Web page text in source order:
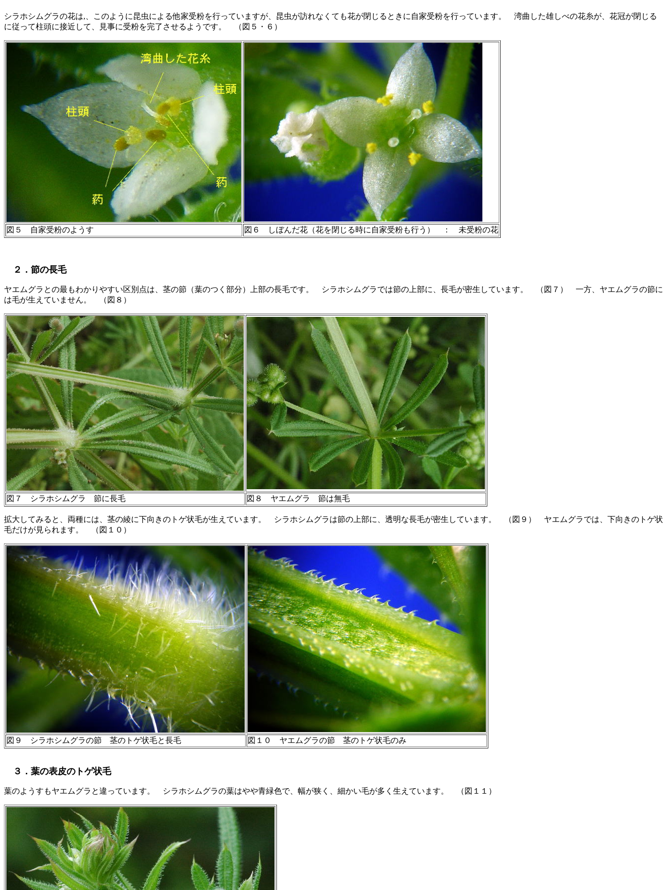
シラホシムグラの花は,、このように昆虫による他家受粉を行っていますが、昆虫が訪れなくても花が閉じるときに自家受粉を行っています。 湾曲した雄しべの花糸が、花冠が閉じる
に従って柱頭に接近して、見事に受粉を完了させるようです。 （図５・６）
図５ 自家受粉のようす 図６ しぼんだ花（花を閉じる時に自家受粉も行う） ： 未受粉の花
２．節の長毛
ヤエムグラとの最もわかりやすい区別点は、茎の節（葉のつく部分）上部の長毛です。 シラホシムグラでは節の上部に、長毛が密生しています。 （図７） 一方、ヤエムグラの節に
は毛が生えていません。 （図８）
図７ シラホシムグラ 節に長毛 図８ ヤエムグラ 節は無毛
拡大してみると、両種には、茎の綾に下向きのトゲ状毛が生えています。 シラホシムグラは節の上部に、透明な長毛が密生しています。 （図９） ヤエムグラでは、下向きのトゲ状
毛だけが見られます。 （図１０）
図９ シラホシムグラの節 茎のトゲ状毛と長毛 図１０ ヤエムグラの節 茎のトゲ状毛のみ
３．葉の表皮のトゲ状毛
葉のようすもヤエムグラと違っています。 シラホシムグラの葉はやや青緑色で、幅が狭く、細かい毛が多く生えています。 （図１１）